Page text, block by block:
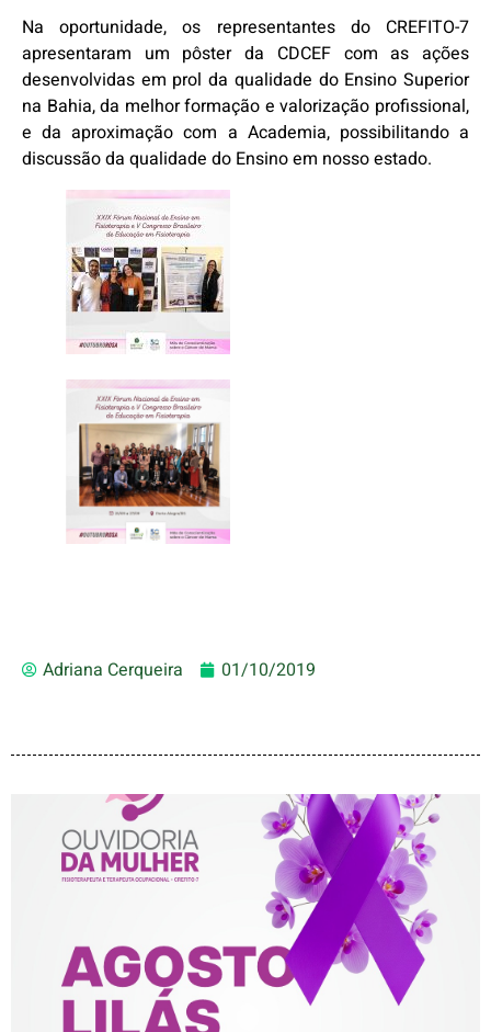
Na oportunidade, os representantes do CREFITO-7
apresentaram um pôster da CDCEF com as ações
desenvolvidas em prol da qualidade do Ensino Superior
na Bahia, da melhor formação e valorização profissional,
e da aproximação com a Academia, possibilitando a
discussão da qualidade do Ensino em nosso estado.
Adriana Cerqueira 01/10/2019
AGOSTO LILÁS – ACOLHER,
PROTEGER E COMBATER A
VIOLÊNCIA CONTRA A
MULHER